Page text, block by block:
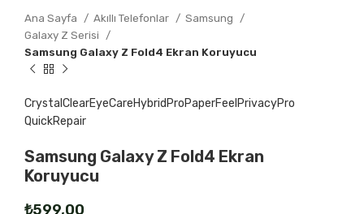
Ana Sayfa Akıllı Telefonlar
Samsung
Galaxy Z Serisi
Samsung Galaxy Z Fold4 Ekran Koruyucu
CrystalClearEyeCareHybridProPaperFeel PrivacyPro
QuickRepair
Samsung Galaxy Z Fold4 Ekran
Koruyucu
₺